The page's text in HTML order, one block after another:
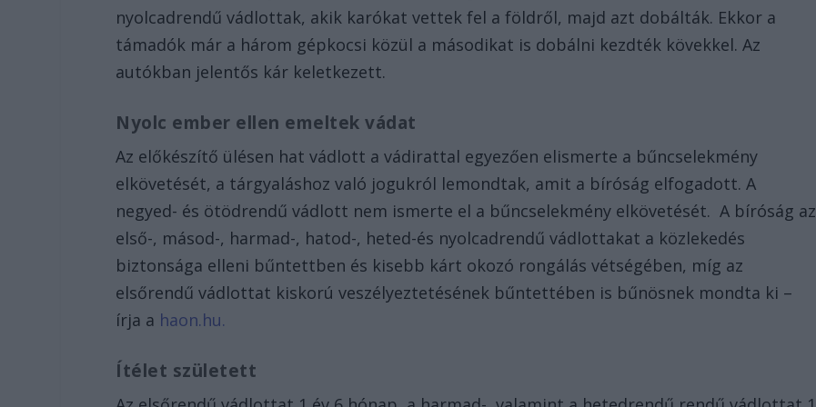
nyolcadrendű vádlottak, akik karókat vettek fel a földről, majd azt dobálták. Ekkor a
támadók már a három gépkocsi közül a másodikat is dobálni kezdték kövekkel. Az
autókban jelentős kár keletkezett.
Nyolc ember ellen emeltek vádat
Az előkészítő ülésen hat vádlott a vádirattal egyezően elismerte a bűncselekmény
elkövetését, a tárgyaláshoz való jogukról lemondtak, amit a bíróság elfogadott. A
negyed- és ötödrendű vádlott nem ismerte el a bűncselekmény elkövetését. A bíróság az
első-, másod-, harmad-, hatod-, heted-és nyolcadrendű vádlottakat a közlekedés
biztonsága elleni bűntettben és kisebb kárt okozó rongálás vétségében, míg az
elsőrendű vádlottat kiskorú veszélyeztetésének bűntettében is bűnösnek mondta ki –
írja a haon.hu.
Ítélet született